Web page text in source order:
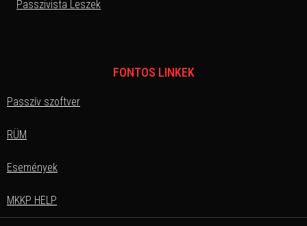
Passzivista Leszek
FONTOS LINKEK
Passzív szoftver
RÜM
Események
MKKP HELP